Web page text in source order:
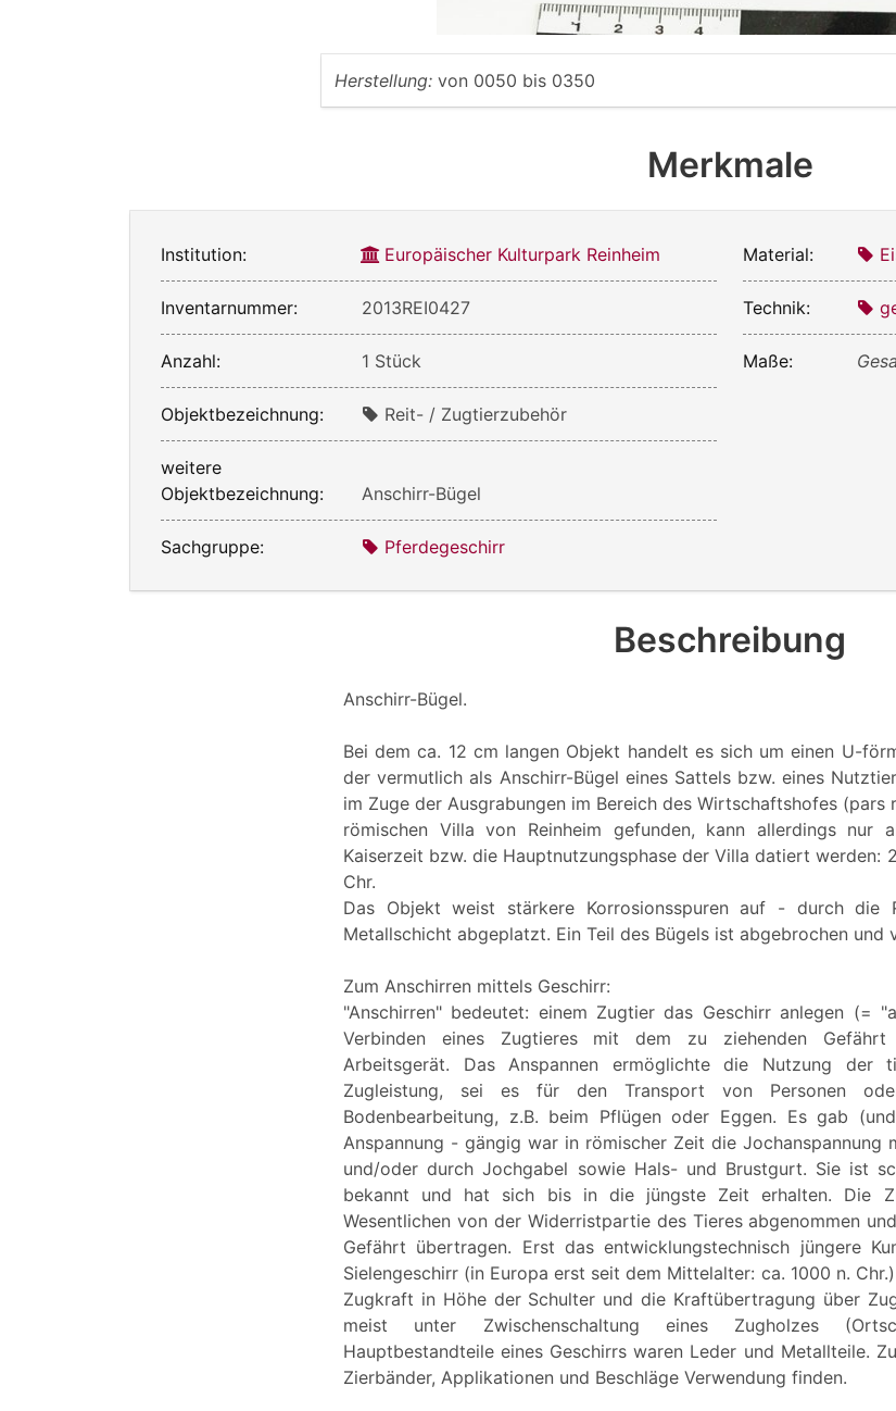
Herstellung: von 0050 bis 0350
Merkmale
Institution: Europäischer Kulturpark Reinheim
Inventarnummer: 2013REI0427
Anzahl: 1 Stück
Objektbezeichnung: Reit- / Zugtierzubehör
weitere
Objektbezeichnung:
Anschirr-Bügel
Sachgruppe: Pferdegeschirr
Material:
Technik:
Maße:
Beschreibung
Anschirr-Bügel.
Bei dem ca. 12 cm langen Objekt handelt es sich um einen U-
der vermutlich als Anschirr-Bügel eines Sattels bzw. eines
im Zuge der Ausgrabungen im Bereich des Wirtschaftshofes (pars
römischen Villa von Reinheim gefunden, kann allerdings nur
Kaiserzeit bzw. die Hauptnutzungsphase der Villa datiert werden:
Chr.
Das Objekt weist stärkere Korrosionsspuren auf - durch die
Metallschicht abgeplatzt. Ein Teil des Bügels ist abgebrochen und
Zum Anschirren mittels Geschirr:
"Anschirren" bedeutet: einem Zugtier das Geschirr anlegen (=
Verbinden eines Zugtieres mit dem zu ziehenden Gefährt
Arbeitsgerät. Das Anspannen ermöglichte die Nutzung der
Zugleistung, sei es für den Transport von Personen
Bodenbearbeitung, z.B. beim Pflügen oder Eggen. Es gab
Anspannung - gängig war in römischer Zeit die Jochanspannung
und/oder durch Jochgabel sowie Hals- und Brustgurt. Sie ist
bekannt und hat sich bis in die jüngste Zeit erhalten. Die
Wesentlichen von der Widerristpartie des Tieres abgenommen
Gefährt übertragen. Erst das entwicklungstechnisch jüngere
Sielengeschirr (in Europa erst seit dem Mittelalter: ca. 1000 n.
Zugkraft in Höhe der Schulter und die Kraftübertragung über
meist unter Zwischenschaltung eines Zugholzes
Hauptbestandteile eines Geschirrs waren Leder und Metallteile.
Zierbänder, Applikationen und Beschläge Verwendung finden.